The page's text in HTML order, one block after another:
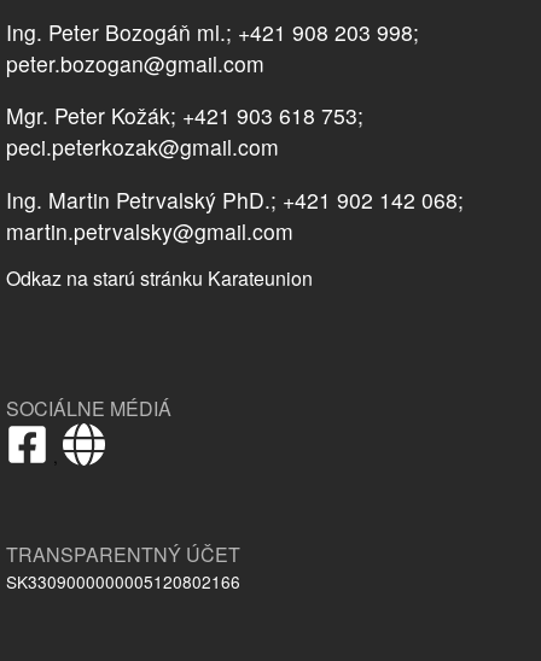
Ing. Peter Bozogáň ml.; +421 908 203 998;
peter.bozogan@gmail.com
Mgr. Peter Kožák; +421 903 618 753;
peci.peterkozak@gmail.com
Ing. Martin Petrvalský PhD.; +421 902 142 068;
martin.petrvalsky@gmail.com
Odkaz na starú stránku Karateunion
SOCIÁLNE MÉDIÁ
,
TRANSPARENTNÝ ÚČET
SK3309000000005120802166